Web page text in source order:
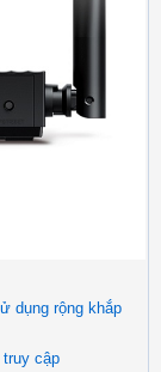
dụng rộng khắp
cập